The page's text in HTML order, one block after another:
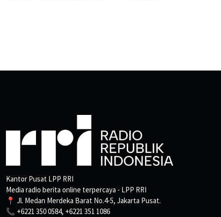
Kantor Pusat LPP RRI
Media radio berita online terpercaya - LPP RRI
📍 Jl. Medan Merdeka Barat No.4-5, Jakarta Pusat.
📞 +6221 350 0584, +6221 351 1086